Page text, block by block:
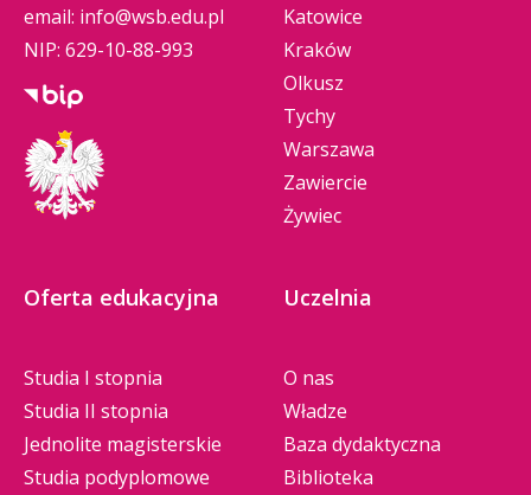
email: info@wsb.edu.pl
NIP: 629-10-88-993
Katowice
Kraków
Olkusz
Tychy
Warszawa
Zawiercie
Żywiec
Oferta edukacyjna
Studia I stopnia
Studia II stopnia
Jednolite magisterskie
Studia podyplomowe
Uczelnia
O nas
Władze
Baza dydaktyczna
Biblioteka